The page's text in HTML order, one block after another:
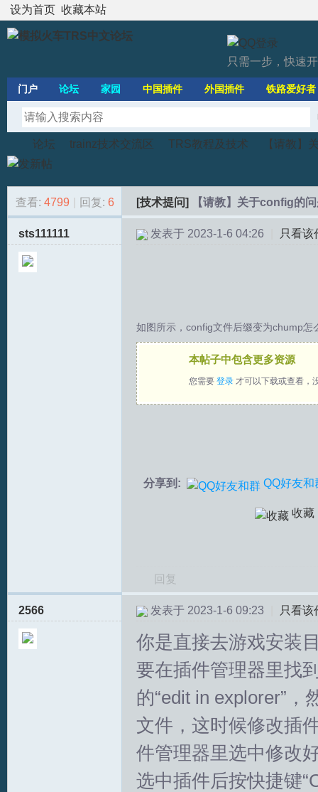
设为首页 收藏本站
只需一步，快速
门户 论坛 家园 中国插件 外国插件 铁路爱好者
模»
论坛
›
trainz技术交流区
›
TRS教程及技术
›
【请教】
查看: 4799 回复: 6 [技术提问] 【请教】关于config的
sts111111 发表于 2023-1-6 04:26 只看该
如图所示，config文件后缀变为chump怎
本帖子中包含更多资源
您需要 登录 才可以下载或查看，
分享到: QQ好友和
收藏
回复
2566 发表于 2023-1-6 09:23 只看该
你是直接去游戏安装
要在插件管理器里找
的“edit in explorer”
文件，这时候修改插
件管理器里选中修改
选中插件后按快捷键